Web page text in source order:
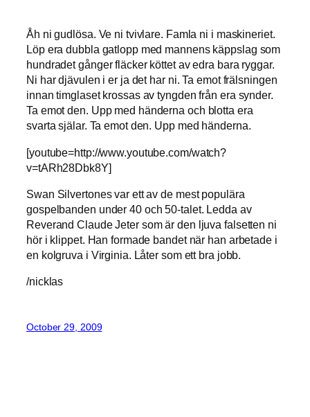
Åh ni gudlösa. Ve ni tvivlare. Famla ni i maskineriet.
Löp era dubbla gatlopp med mannens käppslag som
hundradet gånger fläcker köttet av edra bara ryggar.
Ni har djävulen i er ja det har ni. Ta emot frälsningen
innan timglaset krossas av tyngden från era synder.
Ta emot den. Upp med händerna och blotta era
svarta själar. Ta emot den. Upp med händerna.
[youtube=http://www.youtube.com/watch?
v=tARh28Dbk8Y]
Swan Silvertones var ett av de mest populära
gospelbanden under 40 och 50-talet. Ledda av
Reverand Claude Jeter som är den ljuva falsetten ni
hör i klippet. Han formade bandet när han arbetade i
en kolgruva i Virginia. Låter som ett bra jobb.
/nicklas
October 29, 2009